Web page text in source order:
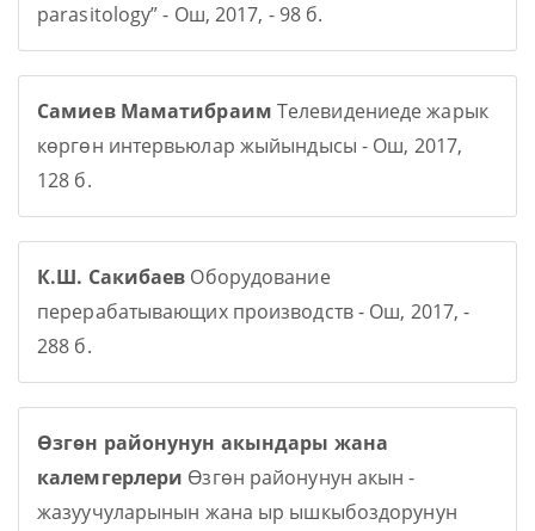
parasitology” - Ош, 2017, - 98 б.
Самиев Маматибраим Телевидениеде жарык
көргөн интервьюлар жыйындысы - Ош, 2017,
128 б.
К.Ш. Сакибаев Оборудование
перерабатывающих производств - Ош, 2017, -
288 б.
Өзгөн районунун акындары жана
калемгерлери Өзгөн районунун акын -
жазуучуларынын жана ыр ышкыбоздорунун